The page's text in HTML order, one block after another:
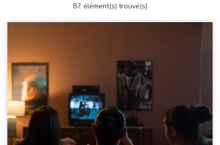
87 élément(s) trouvé(s)